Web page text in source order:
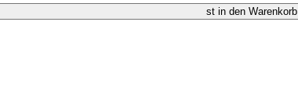
st in den Warenkorb